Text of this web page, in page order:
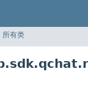
所有类